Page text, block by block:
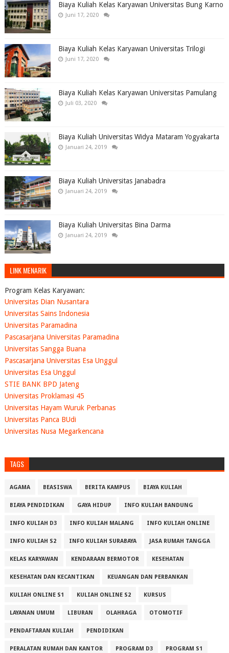
Biaya Kuliah Kelas Karyawan Universitas Bung Karno
Juni 17, 2020
Biaya Kuliah Kelas Karyawan Universitas Trilogi
Juni 17, 2020
Biaya Kuliah Kelas Karyawan Universitas Pamulang
Juli 03, 2020
Biaya Kuliah Universitas Widya Mataram Yogyakarta
Januari 24, 2019
Biaya Kuliah Universitas Janabadra
Januari 24, 2019
Biaya Kuliah Universitas Bina Darma
Januari 24, 2019
LINK MENARIK
Program Kelas Karyawan:
Universitas Dian Nusantara
Universitas Sains Indonesia
Universitas Paramadina
Pascasarjana Universitas Paramadina
Universitas Sangga Buana
Pascasarjana Universitas Esa Unggul
Universitas Esa Unggul
STIE BANK BPD Jateng
Universitas Proklamasi 45
Universitas Hayam Wuruk Perbanas
Universitas Panca BUdi
Universitas Nusa Megarkencana
TAGS
AGAMA BEASISWA BERITA KAMPUS BIAYA KULIAH
BIAYA PENDIDIKAN GAYA HIDUP INFO KULIAH BANDUNG
INFO KULIAH D3 INFO KULIAH MALANG INFO KULIAH ONLINE
INFO KULIAH S2 INFO KULIAH SURABAYA JASA RUMAH TANGGA
KELAS KARYAWAN KENDARAAN BERMOTOR KESEHATAN
KESEHATAN DAN KECANTIKAN KEUANGAN DAN PERBANKAN
KULIAH ONLINE S1 KULIAH ONLINE S2 KURSUS
LAYANAN UMUM LIBURAN OLAHRAGA OTOMOTIF
PENDAFTARAN KULIAH PENDIDIKAN
PERALATAN RUMAH DAN KANTOR PROGRAM D3 PROGRAM S1